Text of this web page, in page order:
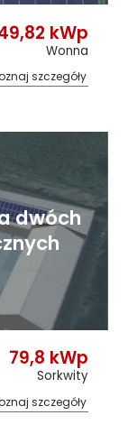
kWp
Wonna
szczegóły
dwóch
79,8 kWp
Sorkwity
szczegóły